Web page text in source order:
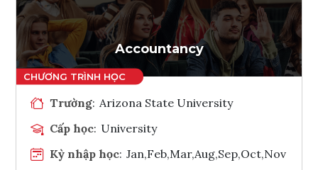
Accountancy
Trường: Arizona State University
Cấp học: University
Kỳ nhập học: Jan,Feb,Mar,Aug,Sep,Oct,Nov